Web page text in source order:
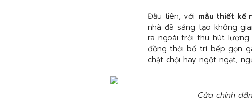
Đầu tiên, với mẫu thiết kế
nhà đã sáng tạo không
ra ngoài trời thu hút lượng
đồng thời bố trí bếp gọn
chật chội hay ngột ngạt,
Cửa chính